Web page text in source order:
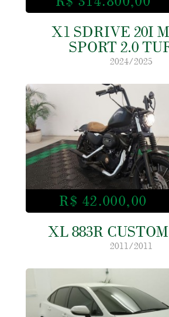
X1 SDRIVE 20I
SPORT 2.0
2024/2025
R$ 42.000,00
XL 883R
2011/2011